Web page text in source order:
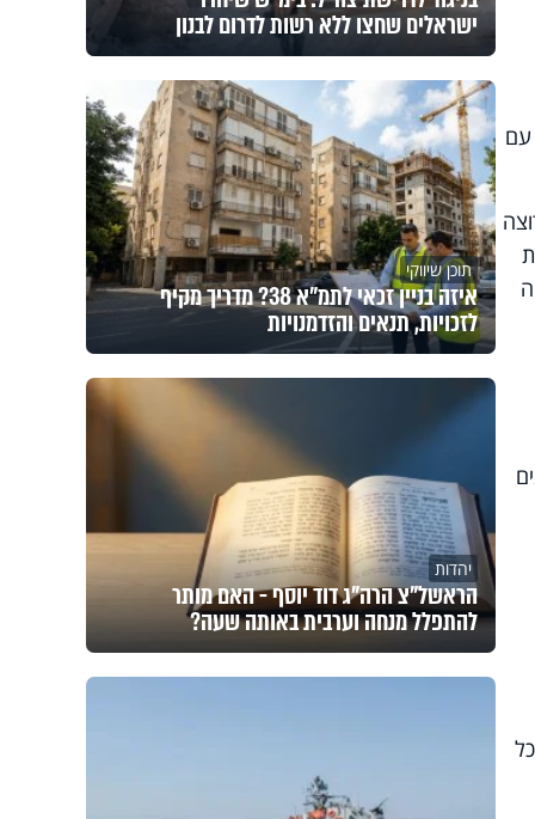
עם
ישראלים שחצו ללא רשות לדרום לבנון
תוכן שיווקי
איזה בניין זכאי לתמ"א 38? מדריך מקיף
לזכויות, תנאים והזדמנויות
יהדות
הראשל"צ הרה"ג דוד יוסף - האם מותר
להתפלל מנחה וערבית באותה שעה?